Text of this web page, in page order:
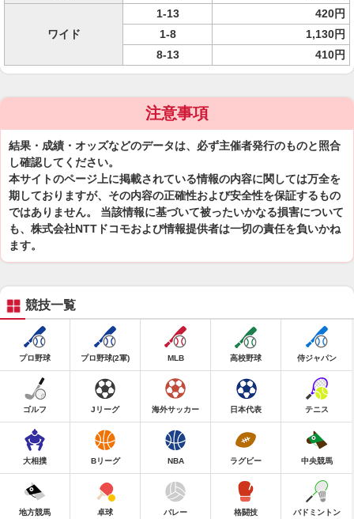
ワイド
1-13
420円
1-8
1,130円
8-13
410円
注意事項
結果・成績・オッズなどのデータは、必ず主催者発行のものと照合
し確認してください。
本サイトのページ上に掲載されている情報の内容に関しては万全を
期しておりますが、その内容の正確性および安全性を保証するもの
ではありません。 当該情報に基づいて被ったいかなる損害について
も、株式会社NTTドコモおよび情報提供者は一切の責任を負いかね
ます。
競技一覧
プロ野球 プロ野球(2軍) MLB 高校野球 侍ジャパン
ゴルフ Jリーグ 海外サッカー 日本代表 テニス
大相撲 Bリーグ NBA ラグビー 中央競馬
地方競馬 卓球 バレー 格闘技 バドミントン